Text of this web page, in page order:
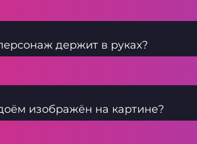
держит в руках?
изображён на картине?